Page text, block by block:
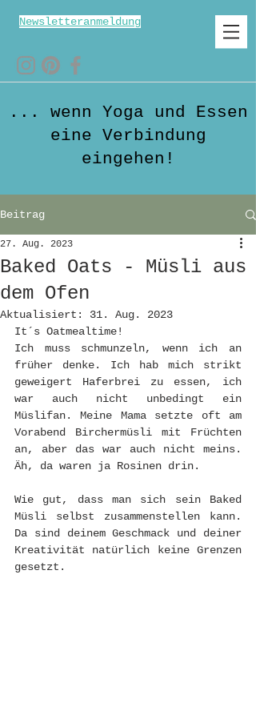
Newsletteranmeldung
... wenn Yoga und Essen
eine Verbindung
eingehen!
Beitrag
Baked Oats - Müsli aus
dem Ofen
27. Aug. 2023
Aktualisiert: 31. Aug. 2023
It´s Oatmealtime!
Ich muss schmunzeln, wenn ich an
früher denke. Ich hab mich strikt
geweigert Haferbrei zu essen, ich
war auch nicht unbedingt ein
Müslifan. Meine Mama setzte oft am
Vorabend Birchermüsli mit Früchten
an, aber das war auch nicht meins.
Äh, da waren ja Rosinen drin.
Wie gut, dass man sich sein Baked
Müsli selbst zusammenstellen kann.
Da sind deinem Geschmack und deiner
Kreativität natürlich keine Grenzen
gesetzt.